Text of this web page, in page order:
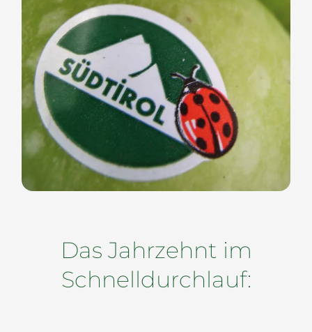
Das Jahrzehnt im
Schnelldurchlauf: